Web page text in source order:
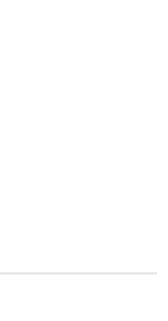
Globuli